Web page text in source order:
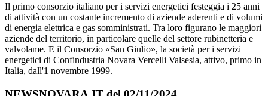
Il primo consorzio italiano per i servizi energetici festeggia i 25 anni
di attività con un costante incremento di aziende aderenti e di volumi
di energia elettrica e gas somministrati. Tra loro figurano le maggiori
aziende del territorio, in particolare quelle del settore rubinetteria e
valvolame. E il Consorzio «San Giulio», la società per i servizi
energetici di Confindustria Novara Vercelli Valsesia, attivo, primo in
Italia, dall'1 novembre 1999.